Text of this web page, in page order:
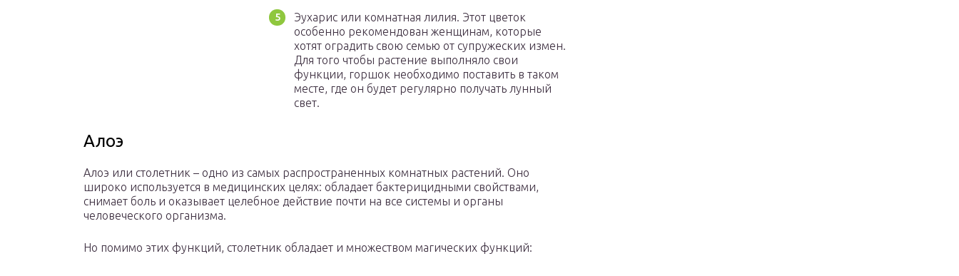
Эухарис или комнатная лилия. Этот цветок
особенно рекомендован женщинам, которые
хотят оградить свою семью от супружеских измен.
Для того чтобы растение выполняло свои
функции, горшок необходимо поставить в таком
месте, где он будет регулярно получать лунный
свет.
Алоэ
Алоэ или столетник – одно из самых распространенных комнатных растений. Оно
широко используется в медицинских целях: обладает бактерицидными свойствами,
снимает боль и оказывает целебное действие почти на все системы и органы
человеческого организма.
Но помимо этих функций, столетник обладает и множеством магических функций: